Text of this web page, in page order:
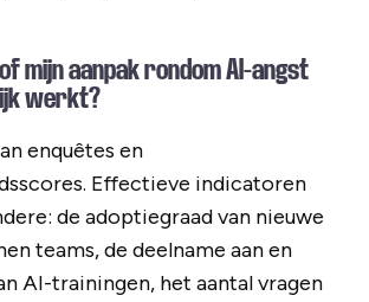
mijn aanpak rondom AI-angst
werkt?
enquêtes en
Effectieve indicatoren
de adoptiegraad van nieuwe
teams, de deelname aan en
AI-trainingen, het aantal vragen